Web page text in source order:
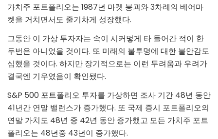
가치주 포트폴리오는 1987년 마켓 붕괴와 3차례의 베어마
켓을 거치면서도 줄기차게 성장했다.
그동안 이 가상 투자자는 속이 시커멓게 타 들어간 적이 한
두번은 아니었을 것이다. 또 미래의 불투명에 대한 불안감도
심했을 것이다. 하지만 장기적으로는 이런 두려움과 우려가
결국엔 기우였음이 확인됐다.
S&P 500 포트폴리오 투자를 가상하면 조사 기간 48년 동안
41년간 연말 밸런스가 증가했다. 또 국제 증시 포트폴리오의
연말 가치도 48년 중 42년 동안 증가했고 모든 가치주 포트
폴리오는 48년중 43년이 증가했다.